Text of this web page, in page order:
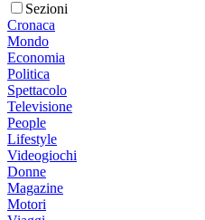
Sezioni
Cronaca
Mondo
Economia
Politica
Spettacolo
Televisione
People
Lifestyle
Videogiochi
Donne
Magazine
Motori